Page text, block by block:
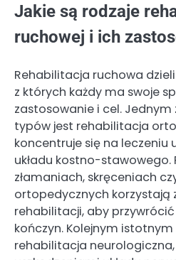
Jakie są rodzaje
ruchowej i ich
Rehabilitacja ruchowa
z których każdy ma swoje
zastosowanie i cel.
typów jest rehabilitacja
koncentruje się na leczeniu
układu kostno-stawowego.
złamaniach, skręceniach
ortopedycznych korzystają
rehabilitacji, aby
kończyn. Kolejnym
rehabilitacja